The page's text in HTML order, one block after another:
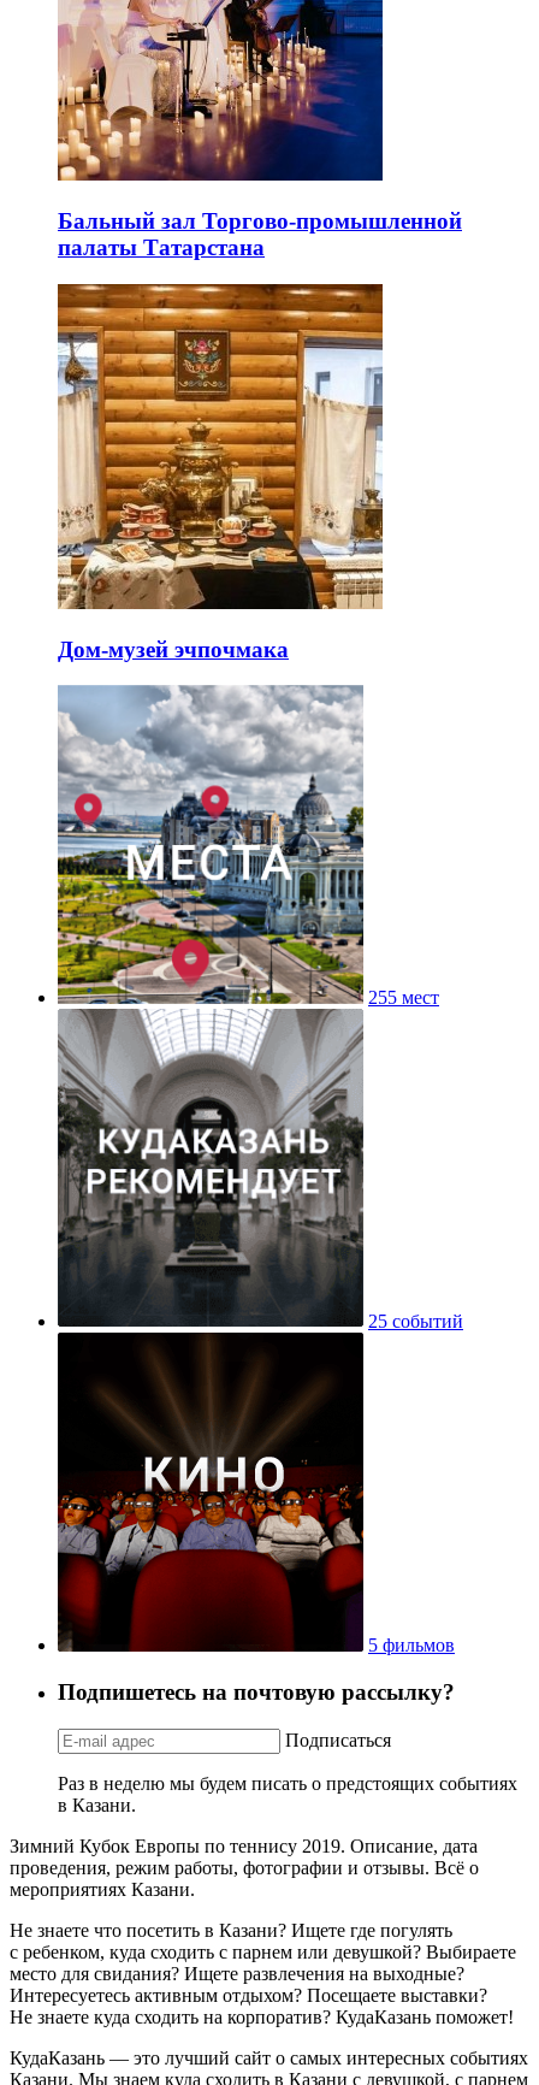
Бальный зал Торгово-промышленной
палаты Татарстана
Дом-музей эчпочмака
255 мест
25 событий
5 фильмов
Подпишетесь на почтовую рассылку?
Подписаться
Раз в неделю мы будем писать о предстоящих событиях
в Казани.
Зимний Кубок Европы по теннису 2019. Описание, дата
проведения, режим работы, фотографии и отзывы. Всё о
мероприятиях Казани.
Не знаете что посетить в Казани? Ищете где погулять
с ребенком, куда сходить с парнем или девушкой? Выбираете
место для свидания? Ищете развлечения на выходные?
Интересуетесь активным отдыхом? Посещаете выставки?
Не знаете куда сходить на корпоратив? КудаКазань поможет!
КудаКазань — это лучший сайт о самых интересных событиях
Казани. Мы знаем куда сходить в Казани с девушкой, с парнем